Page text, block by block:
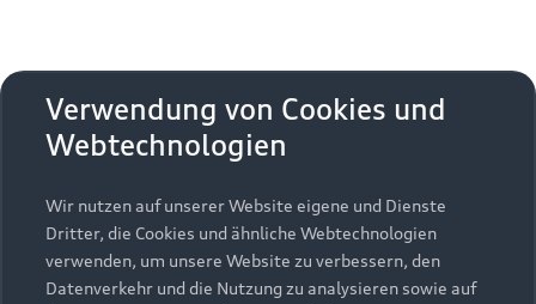
Verwendung von Cookies und
Webtechnologien
Wir nutzen auf unserer Website eigene und Dienste
Dritter, die Cookies und ähnliche Webtechnologien
verwenden, um unsere Website zu verbessern, den
Datenverkehr und die Nutzung zu analysieren sowie auf